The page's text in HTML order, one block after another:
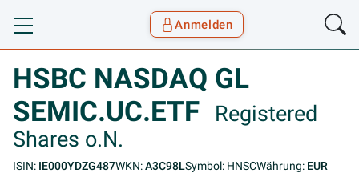
Toggle navigation
Anmelden
HSBC NASDAQ GL
SEMIC.UC.ETF
Registered
Shares o.N.
ISIN: IE000YDZG487WKN:A3C98LSymbol: HNSCWährung: EUR